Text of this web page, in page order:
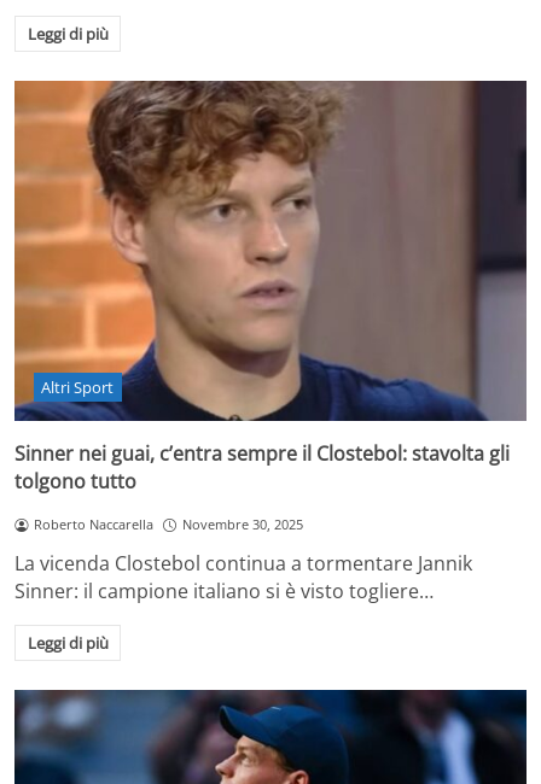
Leggi di più
Altri Sport
Sinner nei guai, c’entra sempre il Clostebol: stavolta gli
tolgono tutto
Roberto Naccarella Novembre 30, 2025
La vicenda Clostebol continua a tormentare Jannik
Sinner: il campione italiano si è visto togliere…
Leggi di più